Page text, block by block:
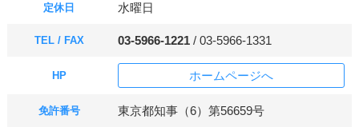
定休日 水曜日
TEL / FAX 03-5966-1221/ 03-5966-1331
HP ホームページへ
免許番号 東京都知事（6）第56659号